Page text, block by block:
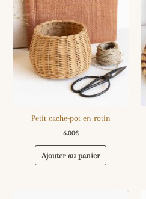
Petit cache-pot en rotin
6.00€
Ajouter au panier